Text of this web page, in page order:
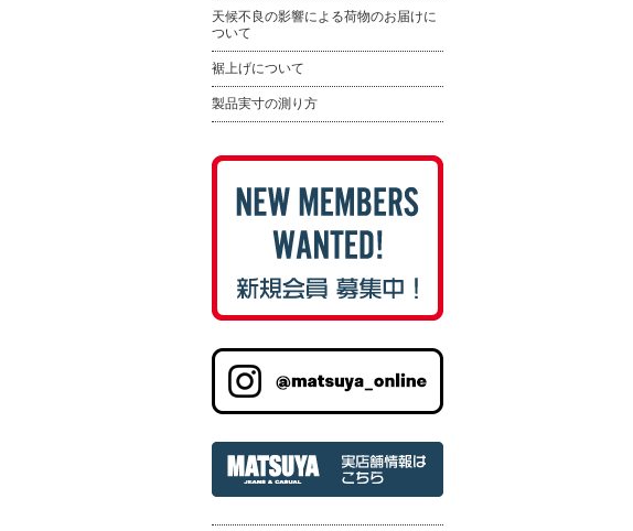
天候不良の影響による荷物のお届けに
ついて
裾上げについて
製品実寸の測り方